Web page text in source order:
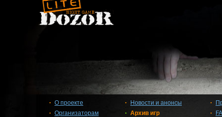
О проекте
Организаторам
Новости и анонсы
Архив игр